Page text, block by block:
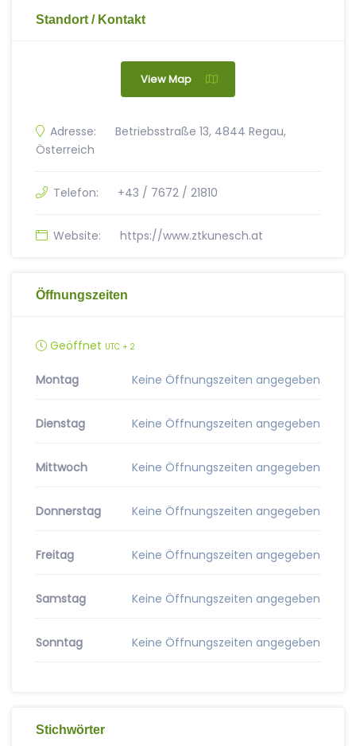
Standort / Kontakt
View Map
Adresse:
Betriebsstraße 13, 4844 Regau,
Österreich
Telefon: +43 / 7672 / 21810
Website: https://www.ztkunesch.at
Öffnungszeiten
Geöffnet UTC + 2
Montag Keine Öffnungszeiten angegeben
Dienstag Keine Öffnungszeiten angegeben
Mittwoch Keine Öffnungszeiten angegeben
Donnerstag Keine Öffnungszeiten angegeben
Freitag Keine Öffnungszeiten angegeben
Samstag Keine Öffnungszeiten angegeben
Sonntag Keine Öffnungszeiten angegeben
Stichwörter